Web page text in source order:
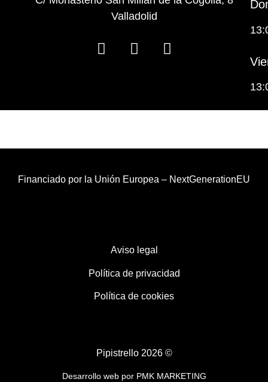
Valladolid
Financiado por la Unión Europea – NextGenerationEU
Aviso legal
Política de privacidad
Política de cookies
Pipistrello 2026 ©
Desarrollo web por PMK MARKETING